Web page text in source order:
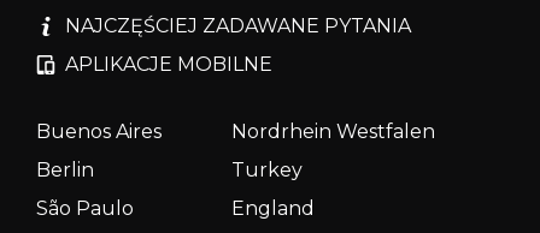
NAJCZĘŚCIEJ ZADAWANE PYTANIA
APLIKACJE MOBILNE
Buenos Aires
Nordrhein Westfalen
Berlin
Turkey
São Paulo
England